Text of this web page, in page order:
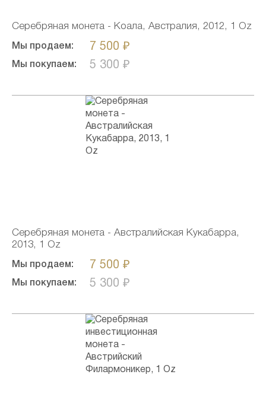
Серебряная монета - Коала, Австралия, 2012, 1 Oz
Мы продаем: 7 500 ₽
Мы покупаем: 5 300 ₽
Серебряная монета - Австралийская Кукабарра,
2013, 1 Oz
Мы продаем: 7 500 ₽
Мы покупаем: 5 300 ₽